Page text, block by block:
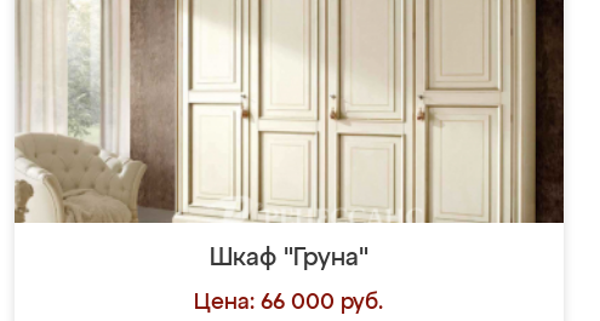
Шкаф "Груна"
Цена: 66 000 руб.